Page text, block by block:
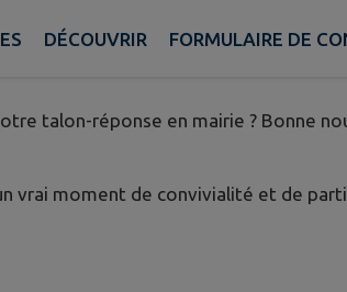
DÉCOUVRIR FORMULAIRE DE
talon-réponse en mairie ? Bonne
vrai moment de convivialité et de